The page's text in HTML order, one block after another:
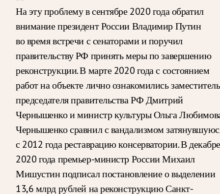
На эту проблему в сентябре 2020 года обратил
внимание президент России Владимир Путин
во время встречи с сенаторами и поручил
правительству РФ принять меры по завершению
реконструкции. В марте 2020 года с состоянием
работ на объекте лично ознакомились заместитель
председателя правительства РФ Дмитрий
Чернышенко и министр культуры Ольга
Чернышенко сравнил с вандализмом
с 2012 года реставрацию консерватории. В декабре
2020 года премьер-министр России Михаил
Мишустин подписал постановление о выделении
13,6 млрд рублей на реконструкцию Санкт-